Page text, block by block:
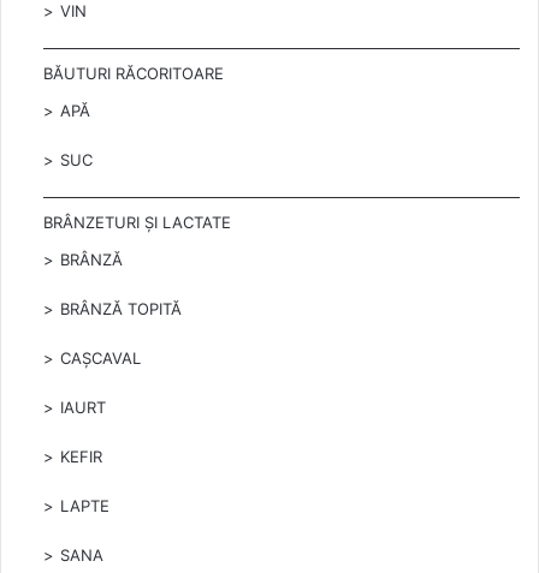
VIN
BĂUTURI RĂCORITOARE
APĂ
SUC
BRÂNZETURI ȘI LACTATE
BRÂNZĂ
BRÂNZĂ TOPITĂ
CAȘCAVAL
IAURT
KEFIR
LAPTE
SANA